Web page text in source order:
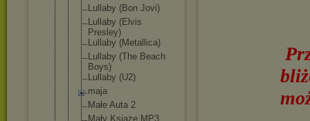
Lullaby (Bon Jovi)
Lullaby (Elvis
Presley)
Lullaby (Metallica)
Lullaby (The Beach
Boys)
Lullaby (U2)
maja
Małe Auta 2
Mały Książe MP3